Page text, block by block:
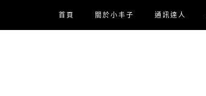
首頁 關於小丰子 通訊達人